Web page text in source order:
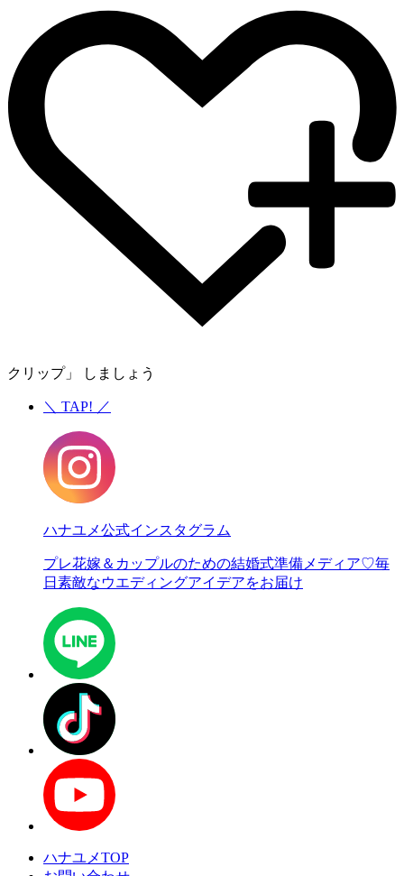
クリップ」 しましょう
＼ TAP! ／
ハナユメ公式インスタグラム
プレ花嫁＆カップルのための結婚式準備メディア♡毎
日素敵なウエディングアイデアをお届け
ハナユメTOP